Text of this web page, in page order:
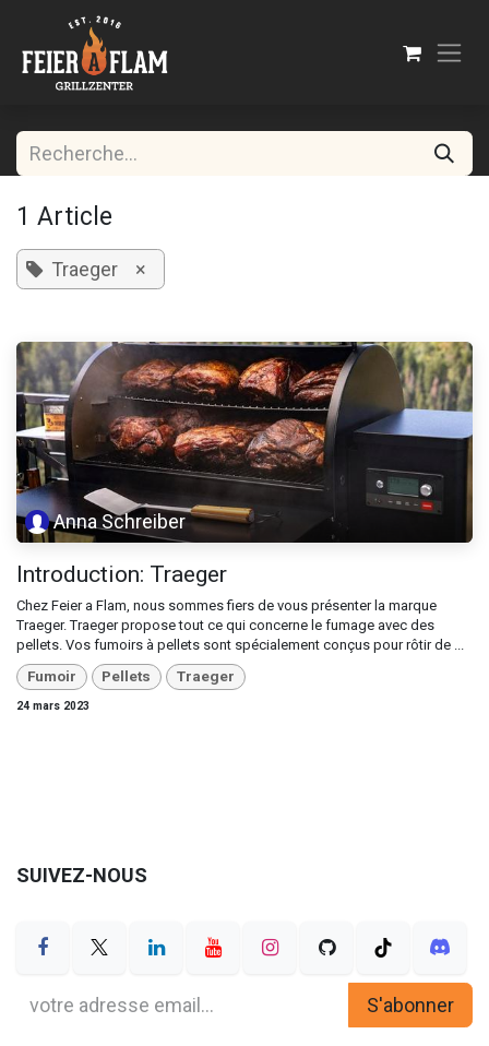
Se rendre au contenu
1 Article
Traeger ×
Anna Schreiber
Introduction: Traeger
Chez Feier a Flam, nous sommes fiers de vous présenter la marque
Traeger. Traeger propose tout ce qui concerne le fumage avec des
pellets. Vos fumoirs à pellets sont spécialement conçus pour rôtir de ...
Fumoir Pellets Traeger
24 mars 2023
SUIVEZ-NOUS
S'abonner